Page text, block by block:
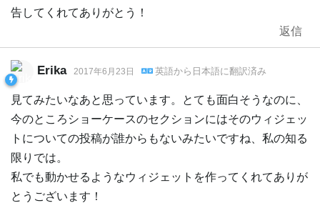
告してくれてありがとう！
返信
Erika 2017年6月23日 英語から 日本語に翻訳済み
見てみたいなあと思っています。とても面白そうなのに、
今のところショーケースのセクションにはそのウィジェッ
トについての投稿が誰からもないみたいですね、私の知る
限りでは。
私でも動かせるようなウィジェットを作ってくれてありが
とうございます！